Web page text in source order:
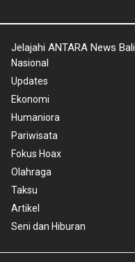
Jelajahi ANTARA News Bali
Nasional
Updates
Ekonomi
Humaniora
Pariwisata
Fokus Hoax
Olahraga
Taksu
Artikel
Seni dan Hiburan